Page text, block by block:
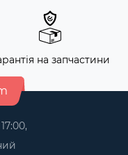
на запчастини